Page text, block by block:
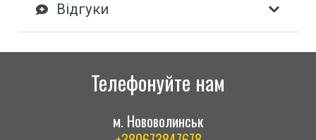
Відгуки
Телефонуйте нам
м. Нововолинськ